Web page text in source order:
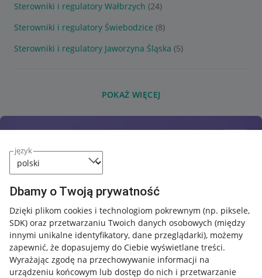
język
Dbamy o Twoją prywatność
Dzięki plikom cookies i technologiom pokrewnym (np. piksele,
SDK) oraz przetwarzaniu Twoich danych osobowych (między
innymi unikalne identyfikatory, dane przeglądarki), możemy
zapewnić, że dopasujemy do Ciebie wyświetlane treści.
Wyrażając zgodę na przechowywanie informacji na
urządzeniu końcowym lub dostęp do nich i przetwarzanie
Sterowniki i regulatory Wałbrzych (24)
Sterowniki i regulatory Świebodzice (8)
Sterowniki i regulatory Jaworzyna Śląska (5)
POKAŻ WIĘCEJ